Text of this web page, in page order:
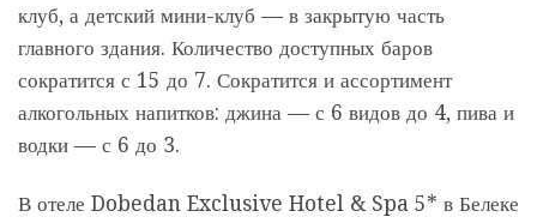
клуб, а детский мини-клуб — в закрытую часть
главного здания. Количество доступных баров
сократится с 15 до 7. Сократится и ассортимент
алкогольных напитков: джина — с 6 видов до 4, пива и
водки — с 6 до 3.
В отеле Dobedan Exclusive Hotel & Spa 5* в Белеке